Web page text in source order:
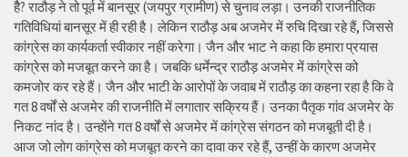
हैै? राठौड़ ने तो पूर्व में बानसूर (जयपुर ग्रामीण) से चुनाव लड़ा। उनकी राजनीतिक
गतिविधियां बानसूर में ही रही है। लेकिन राठौड़ अब अजमेर में रुचि दिखा रहे हैं, जिससे
कांग्रेस का कार्यकर्ता स्वीकार नहीं करेगा। जैन और भाट ने कहा कि हमारा प्रयास
कांग्रेस को मजबूत करने का है। जबकि धर्मेन्द्र राठौड़ अजमेर में कांग्रेस को
कमजोर कर रहे हैं। जैन और भाटी के आरोपों के जवाब में राठौड़ का कहना रहा है कि वे
गत 8 वर्षों से अजमेर की राजनीति में लगातार सक्रिय हैं। उनका पैतृक गांव अजमेर के
निकट नांद है। उन्होंने गत 8 वर्षों से अजमेर में कांग्रेस संगठन को मजबूती दी है।
आज जो लोग कांग्रेस को मजबूत करने का दावा कर रहे हैं, उन्हीं के कारण अजमेर